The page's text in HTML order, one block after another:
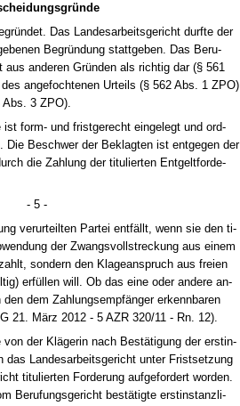
Das Lan­des­ar­beits­ge­richt durf­te der
Be­gründung statt­ge­ben. Das Be­ru­
an­de­ren Gründen als rich­tig dar (§ 561
an­ge­foch­te­nen Ur­teils (§ 562 Abs. 1 ZPO)
Abs. 3 ZPO).
ist form- und frist­ge­recht ein­ge­legt und ord­
Die Be­schwer der Be­klag­ten ist ent­ge­gen der
die Zah­lung der ti­tu­lier­ten Ent­gelt­for­de­
- 5 -
ver­ur­teil­ten Par­tei entfällt, wenn sie den ti­
der Zwangs­voll­stre­ckung aus ei­nem
son­dern den Kla­ge­an­spruch aus frei­en
erfüllen will. Ob das ei­ne oder an­de­re an­
dem Zah­lungs­empfänger er­kenn­ba­ren
21. März 2012 - 5 AZR 320/11 - Rn. 12).
der Kläge­rin nach Bestäti­gung der erst­in­
das Lan­des­ar­beits­ge­richt un­ter Frist­set­zung
ti­tu­lier­ten For­de­rung auf­ge­for­dert wor­den.
Be­ru­fungs­ge­richt bestätig­te erst­in­stanz­li­